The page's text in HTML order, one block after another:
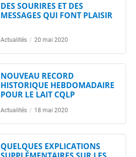
DES SOURIRES ET DES
MESSAGES QUI FONT PLAISIR
Actualités / 20 mai 2020
NOUVEAU RECORD
HISTORIQUE HEBDOMADAIRE
POUR LE LAIT CQLP
Actualités / 18 mai 2020
QUELQUES EXPLICATIONS